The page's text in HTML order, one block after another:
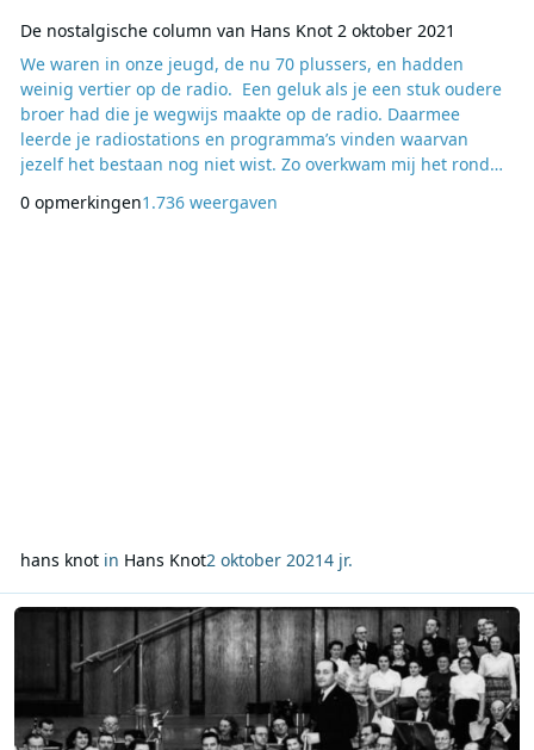
De nostalgische column van Hans Knot 2 oktober 2021
We waren in onze jeugd, de nu 70 plussers, en hadden
weinig vertier op de radio. Een geluk als je een stuk oudere
broer had die je wegwijs maakte op de radio. Daarmee
leerde je radiostations en programma’s vinden waarvan
jezelf het bestaan nog niet wist. Zo overkwam mij het rond
AFN kreeg voorgespiegeld. En dat leverde heel wat nieuwe
0 opmerkingen1.736 weergaven
hans knotin Hans Knot2 oktober 20214 jr.
Lees meer over De nostalgische column van Hans Knot 25